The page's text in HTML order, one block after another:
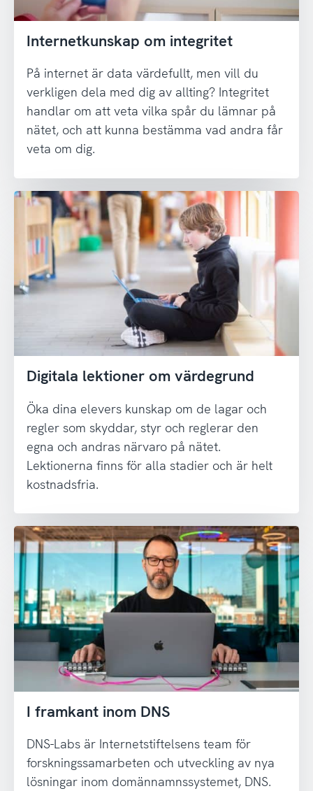
Internetkunskap om integritet
På internet är data värdefullt, men vill du
verkligen dela med dig av allting? Integritet
handlar om att veta vilka spår du lämnar på
nätet, och att kunna bestämma vad andra får
veta om dig.
Digitala lektioner om värdegrund
Öka dina elevers kunskap om de lagar och
regler som skyddar, styr och reglerar den
egna och andras närvaro på nätet.
Lektionerna finns för alla stadier och är helt
kostnadsfria.
I framkant inom DNS
DNS-Labs är Internetstiftelsens team för
forskningssamarbeten och utveckling av nya
lösningar inom domännamnssystemet, DNS.